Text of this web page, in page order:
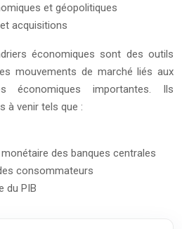
et géopolitiques
acquisitions
économiques sont des outils
mouvements de marché liés aux
économiques importantes. Ils
à venir tels que :
des banques centrales
consommateurs
du PIB